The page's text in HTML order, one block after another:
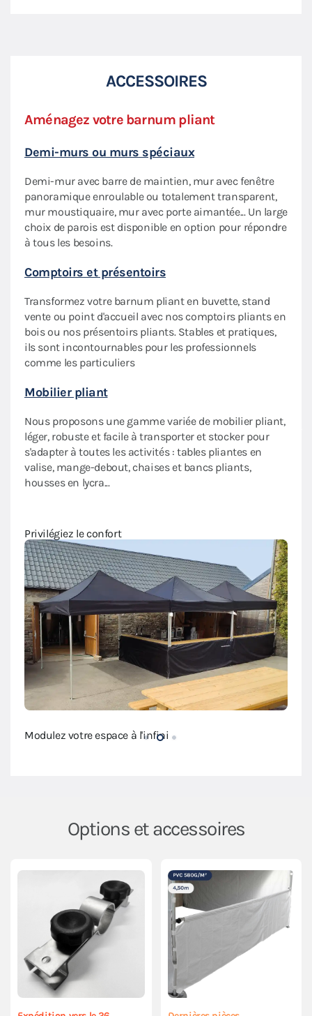
ACCESSOIRES
Modulez votre espace à l'infini
Aménagez votre barnum pliant
Demi-murs ou murs spéciaux
Demi-mur avec barre de maintien, mur avec fenêtre
panoramique enroulable ou totalement transparent,
mur moustiquaire, mur avec porte aimantée... Un large
choix de parois est disponible en option pour répondre
à tous les besoins.
Comptoirs et présentoirs
Transformez votre barnum pliant en buvette, stand
vente ou point d'accueil avec nos comptoirs pliants en
bois ou nos présentoirs pliants. Stables et pratiques,
ils sont incontournables pour les professionnels
comme les particuliers
Mobilier pliant
Nous proposons une gamme variée de mobilier pliant,
léger, robuste et facile à transporter et stocker pour
s'adapter à toutes les activités : tables pliantes en
valise, mange-debout, chaises et bancs pliants,
housses en lycra...
Privilégiez le confort
Options et accessoires